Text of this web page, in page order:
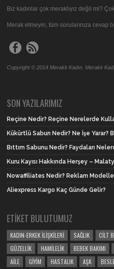
Biz kadınlar çok meraklıyız değil mi?
Merak etmeyin, tüm sorularınıza cevap
Copyright © 2014 Meraklı Kadın. Meraklı
SON YAZILARIMIZ
Reçine Nedir? Reçine Nerelerde
Kükürtlü Sabun Nedir? Ne İşe Yarar?
Bıttım Sabunu Nedir? Faydaları
Kuru Kayısı Hakkında Herşey –
Nowaffiliates Nedir? Reklam
Aliexpress Kargo Kaç Günde Gelir?
ETIKET BULUTUMUZ
KADIN-ERKEK İLIŞKILERI SAĞLIK CILT
GÜZELLIK
HAMILELIK BEBEK BAKIMI
AILE
GIYIM HASTALIK AŞK